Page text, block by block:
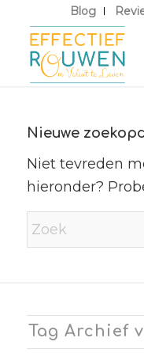
Blog
Nieuwe
Niet tevreden
hieronder?
Tag Archief